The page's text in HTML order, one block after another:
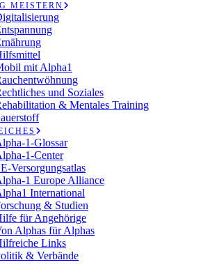
MEISTERN
mit Alpha1
und Soziales
& Mentales Training
1-Glossar
1-Center
Versorgungsatlas
1 Europe Alliance
International
& Studien
für Angehörige
Alphas für Alphas
Links
& Verbände